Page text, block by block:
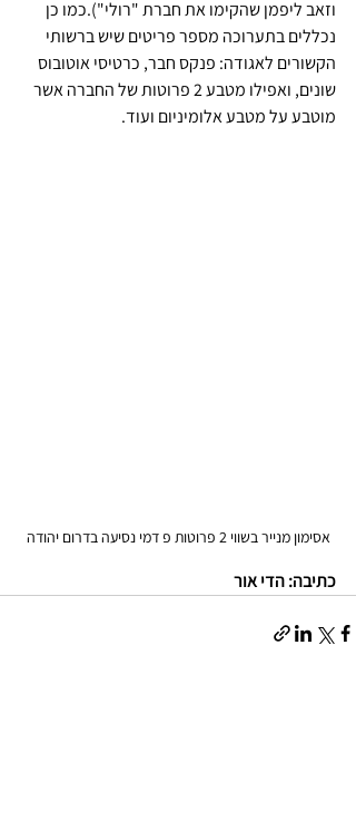
וזאב ליפמן שהקימו את חברת "רולי").כמו כן
נכללים בתערוכה מספר פריטים שיש ברשותי
הקשורים לאגודה: פנקס חבר, כרטיסי אוטובוס
שונים, ואפילו מטבע 2 פרוטות של החברה אשר
מוטבע על מטבע אלומיניום ועוד.
אסימון מנייר בשווי 2 פרוטות פ דמי נסיעה בדרום יהודה
כתיבה: הדי אור